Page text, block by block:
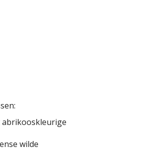
abrikooskleurige
wilde